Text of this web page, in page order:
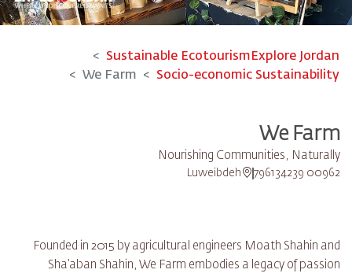
Explore Jordan
Sustainable Ecotourism
Socio-economic Sustainability
We Farm
We Farm
Nourishing Communities, Naturally
00962 796134239
Luweibdeh
Founded in 2015 by agricultural engineers Moath Shahin and
Sha’aban Shahin, We Farm embodies a legacy of passion